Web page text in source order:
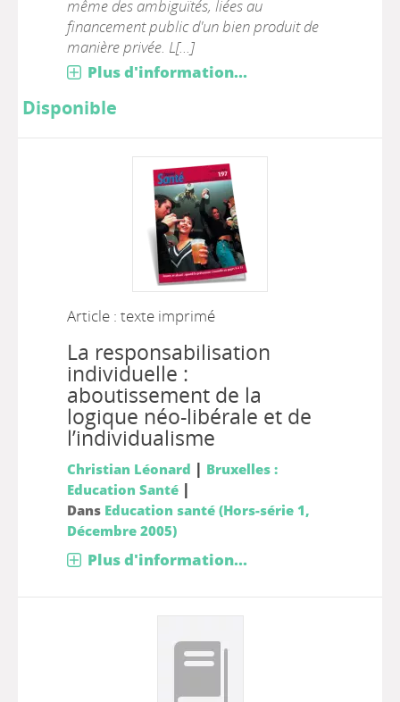
même des ambiguïtés, liées au
financement public d'un bien produit de
manière privée. L[...]
Plus d'information...
Disponible
Article : texte imprimé
La responsabilisation
individuelle :
aboutissement de la
logique néo-libérale et de
l’individualisme
Christian Léonard | Bruxelles :
Education Santé|
Dans Education santé (Hors-série 1,
Décembre 2005)
Plus d'information...